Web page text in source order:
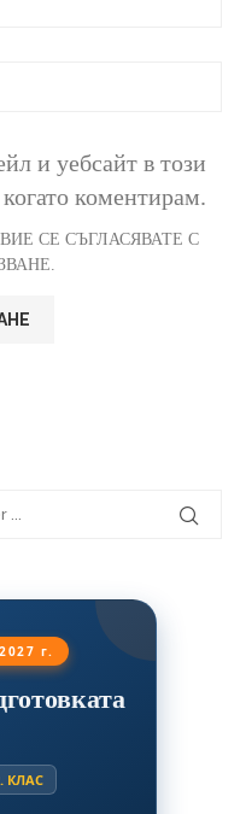
и уебсайт в този
коментирам.
СЕ СЪГЛАСЯВАТЕ С
г.
КЛАС